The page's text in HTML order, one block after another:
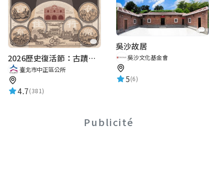
2026歷史復活節：古蹟尋章 | 智慧導覽 × 拾光尋禮
臺北市中正區公所
4.7(381)
吳沙故居
吳沙文化基金會
5(6)
Publicité